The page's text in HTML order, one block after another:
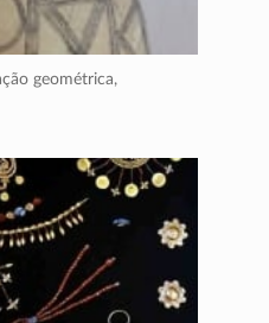
geométrica,